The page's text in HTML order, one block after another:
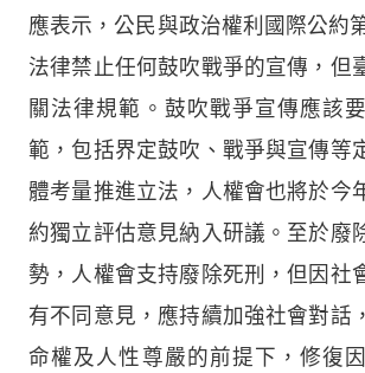
應表示，公民與政治權利國際公約
法律禁止任何鼓吹戰爭的宣傳，但
關法律規範。鼓吹戰爭宣傳應該
範，包括界定鼓吹、戰爭與宣傳等
體考量推進立法，人權會也將於今
約獨立評估意見納入研議。至於廢
勢，人權會支持廢除死刑，但因社
有不同意見，應持續加強社會對話
命權及人性尊嚴的前提下，修復